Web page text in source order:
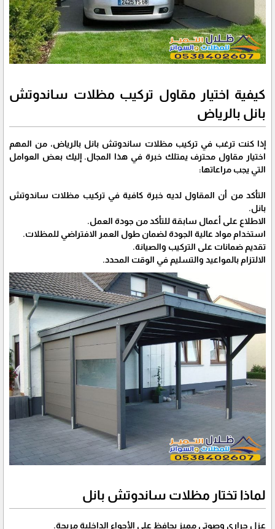
كيفية اختيار مقاول تركيب مظلات ساندوتش
بانل بالرياض
إذا كنت ترغب في تركيب مظلات ساندوتش بانل بالرياض، من المهم
اختيار مقاول محترف يمتلك خبرة في هذا المجال. إليك بعض العوامل
التي يجب مراعاتها:
التأكد من أن المقاول لديه خبرة كافية في تركيب مظلات ساندوتش
بانل.
الاطلاع على أعمال سابقة للتأكد من جودة العمل.
استخدام مواد عالية الجودة لضمان طول العمر الافتراضي للمظلات.
تقديم ضمانات على التركيب والصيانة.
الالتزام بالمواعيد والتسليم في الوقت المحدد.
لماذا تختار مظلات ساندوتش بانل
عزل حراري وصوتي مميز يحافظ على الأجواء الداخلية مريحة.